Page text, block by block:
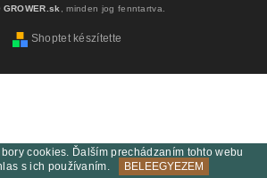
GROWER.sk , minden jog fenntartva.
Shoptet készítette
cookies. Ďalším prechádzaním tohto webu
s ich používaním.
BELEEGYEZEM